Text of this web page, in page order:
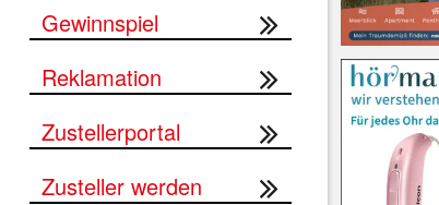
Gewinnspiel
Reklamation
Zustellerportal
Zusteller werden